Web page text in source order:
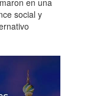
social y